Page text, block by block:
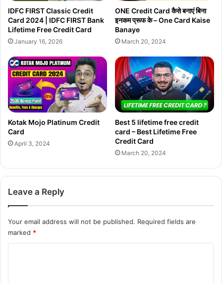
IDFC FIRST Classic Credit
Card 2024 | IDFC FIRST Bank
Lifetime Free Credit Card
January 16, 2026
ONE Credit Card कैसे बनाएं बिना
इनकम प्रूफ के – One Card Kaise
Banaye
March 20, 2024
Kotak Mojo Platinum Credit
Card
April 3, 2024
Best 5 lifetime free credit
card – Best Lifetime Free
Credit Card
March 20, 2024
Leave a Reply
Your email address will not be published. Required fields are
marked *